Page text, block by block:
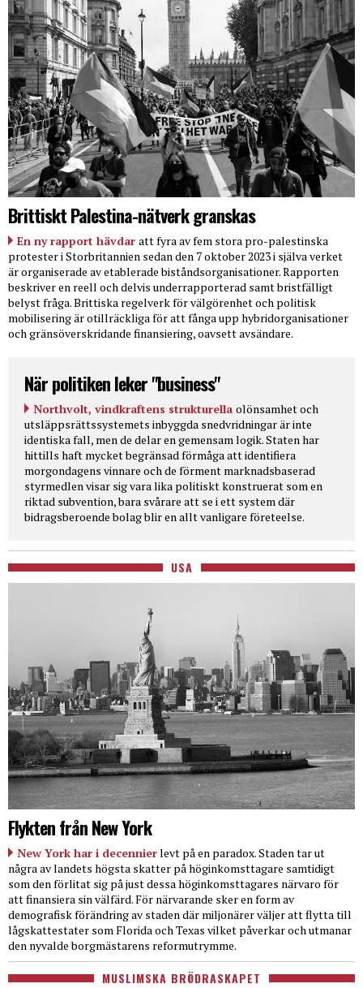
Brittiskt Palestina-nätverk granskas
En ny rapport hävdar att fyra av fem stora pro-palestinska
protester i Storbritannien sedan den 7 oktober 2023 i själva verket
är organiserade av etablerade biståndsorganisationer. Rapporten
beskriver en reell och delvis underrapporterad samt bristfälligt
belyst fråga. Brittiska regelverk för välgörenhet och politisk
mobilisering är otillräckliga för att fånga upp hybridorganisationer
och gränsöverskridande finansiering, oavsett avsändare.
När politiken leker "business"
Northvolt, vindkraftens strukturella olönsamhet och
utsläppsrättssystemets inbyggda snedvridningar är inte
identiska fall, men de delar en gemensam logik. Staten har
hittills haft mycket begränsad förmåga att identifiera
morgondagens vinnare och de förment marknadsbaserad
styrmedlen visar sig vara lika politiskt konstruerat som en
riktad subvention, bara svårare att se i ett system där
bidragsberoende bolag blir en allt vanligare företeelse.
USA
Flykten från New York
New York har i decennierlevt på en paradox. Staden tar ut
några av landets högsta skatter på höginkomsttagare samtidigt
som den förlitat sig på just dessa höginkomsttagares närvaro för
att finansiera sin välfärd. För närvarande sker en form av
demografisk förändring av staden där miljonärer väljer att flytta till
lågskattestater som Florida och Texas vilket påverkar och utmanar
den nyvalde borgmästarens reformutrymme.
MUSLIMSKA BRÖDRASKAPET